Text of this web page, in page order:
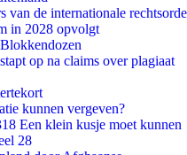
de internationale rechtsorde
in 2028 opvolgt
op na claims over plagiaat
kunnen vergeven?
Een klein kusje moet kunnen
28